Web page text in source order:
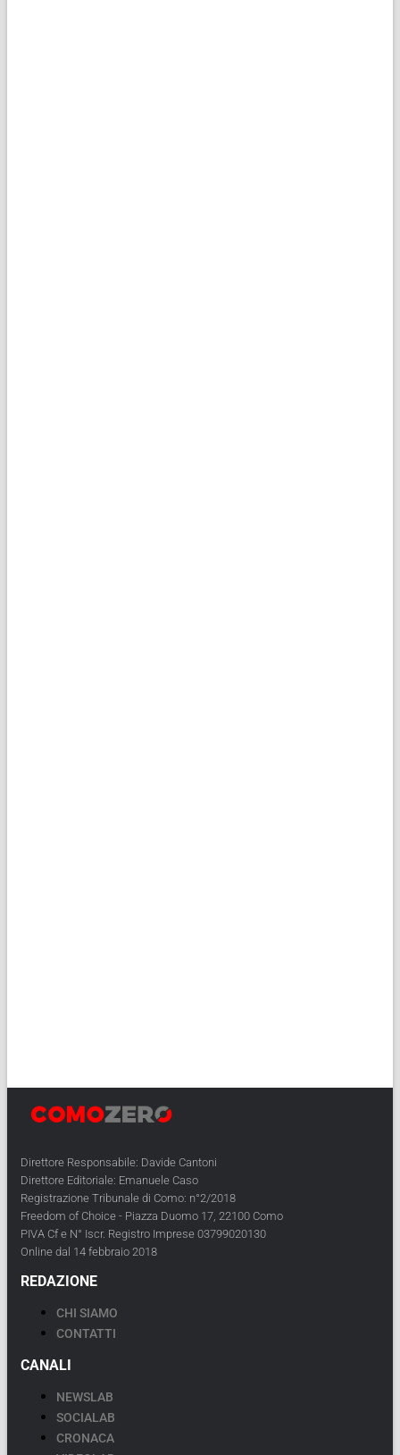
Direttore Responsabile: Davide Cantoni
Direttore Editoriale: Emanuele Caso
Registrazione Tribunale di Como: n°2/2018
Freedom of Choice - Piazza Duomo 17, 22100 Como
PIVA Cf e N° Iscr. Registro Imprese 03799020130
Online dal 14 febbraio 2018
REDAZIONE
CHI SIAMO
CONTATTI
CANALI
NEWSLAB
SOCIALAB
CRONACA